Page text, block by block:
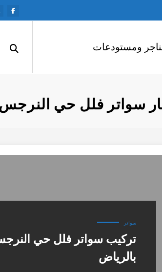
ومستودعات
سواتر فلل حي النرجس
سواتر
تركيب سواتر فلل حي
بالرياض